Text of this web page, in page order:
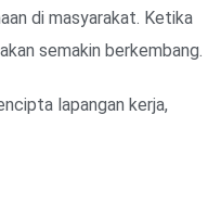
di masyarakat. Ketika
semakin berkembang.
lapangan kerja,